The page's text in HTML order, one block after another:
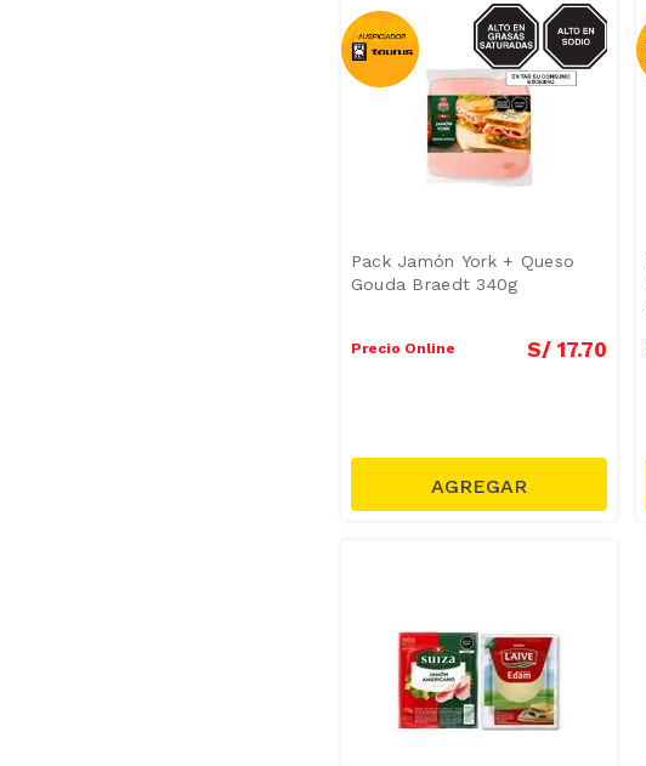
SODIO/GRASAS-
SAT
Pack Jamón York + Queso
Gouda Braedt 340g
Precio Online S/ 17.70